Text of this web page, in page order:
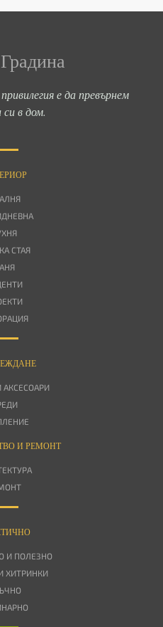
е да превърнем
в дом.
СТАЯ
И РЕМОНТ
И ПОЛЕЗНО
ХИТРИНКИ